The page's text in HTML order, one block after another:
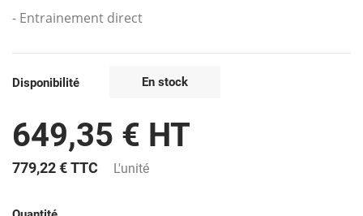
- Entrainement direct
Disponibilité En stock
649,35 € HT
779,22 €TTC L'unité